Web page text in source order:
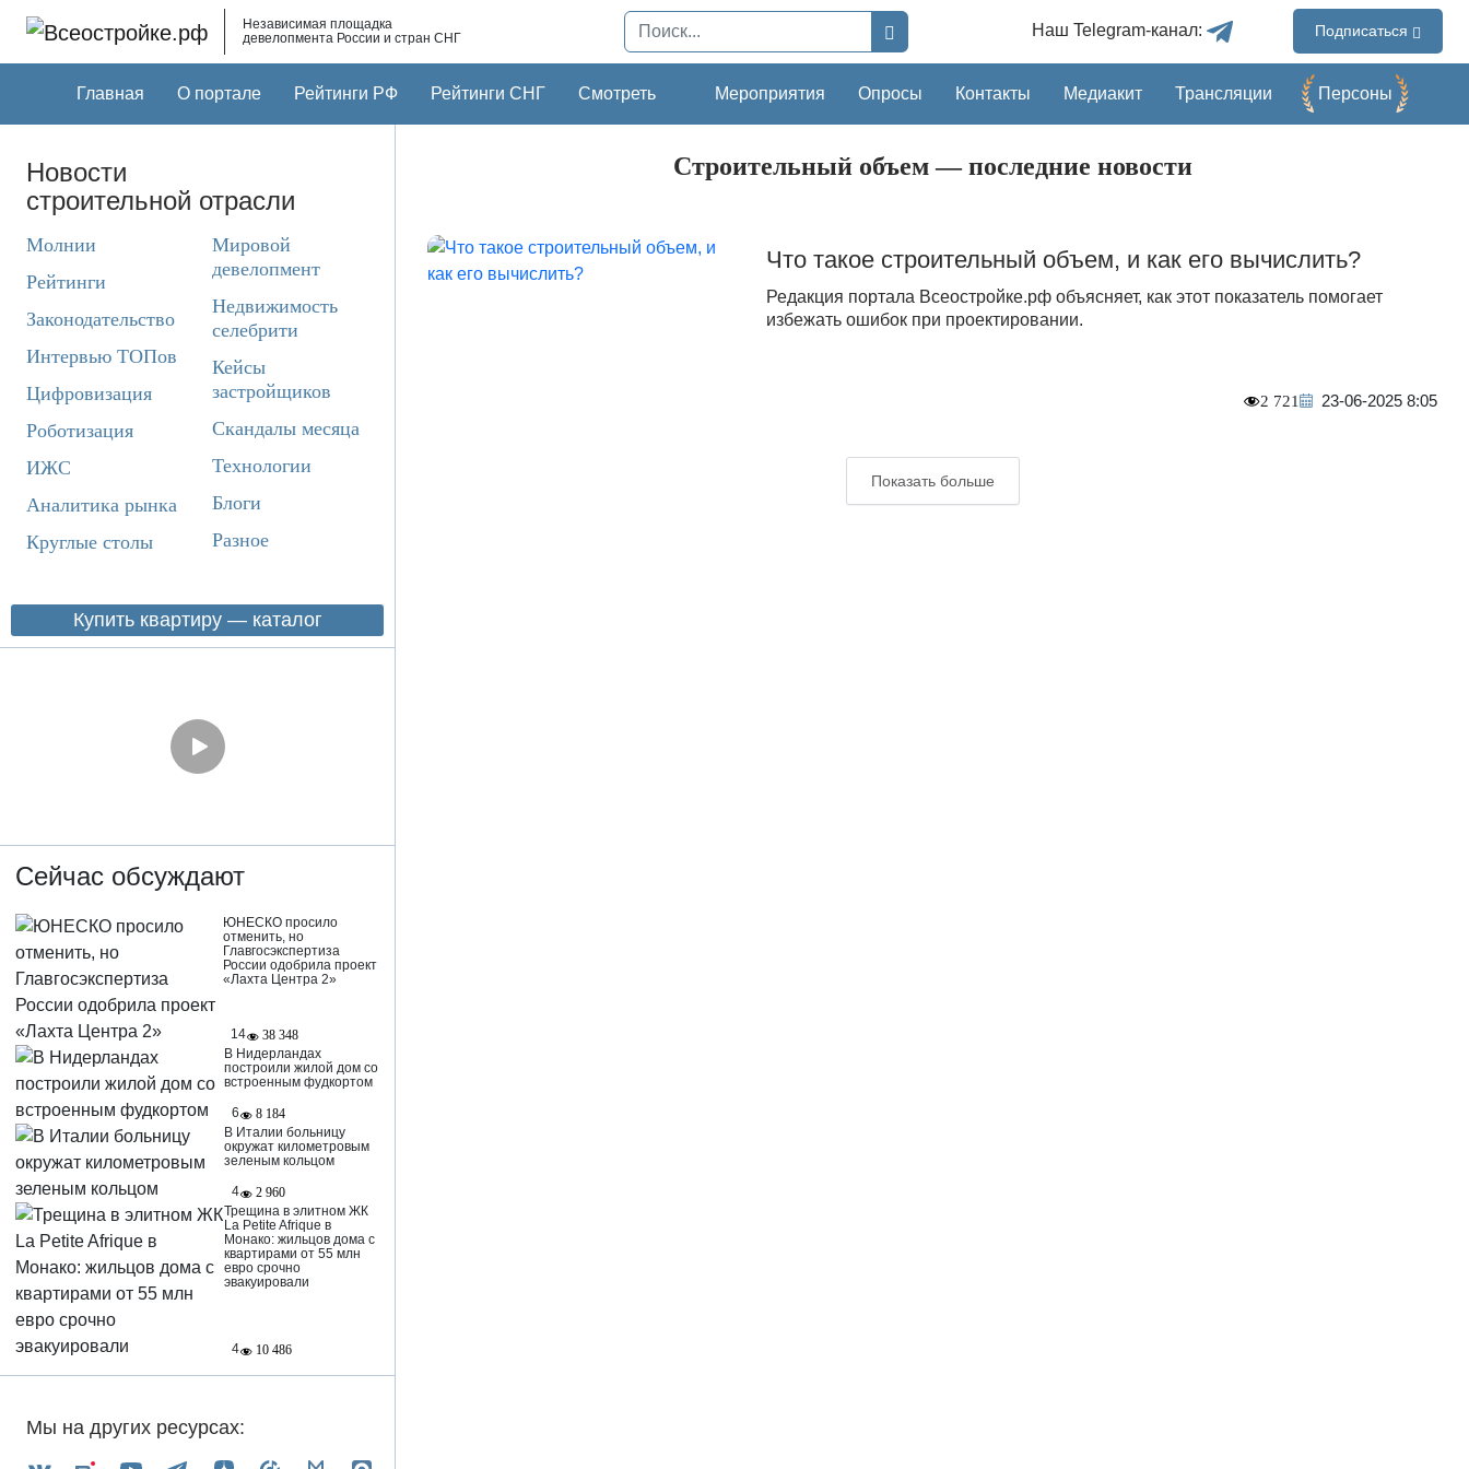
Независимая площадка
девелопмента России и стран СНГ
Наш Telegram-канал: Подписаться
Главная О портале Рейтинги РФ Рейтинги СНГ Смотреть Мероприятия Опросы Контакты Медиакит Трансляции Перcоны
Новости
строительной отрасли
Молнии
Рейтинги
Законодательство
Интервью ТОПов
Цифровизация
Роботизация
ИЖС
Аналитика рынка
Круглые столы
Мировой
девелопмент
Недвижимость
селебрити
Кейсы
застройщиков
Скандалы месяца
Технологии
Блоги
Разное
Купить квартиру — каталог
Сейчас обсуждают
ЮНЕСКО просило
отменить, но
Главгосэкспертиза
России одобрила проект
«Лахта Центра 2»
14
38 348
В Нидерландах
построили жилой дом со
встроенным фудкортом
6
8 184
В Италии больницу
окружат километровым
зеленым кольцом
4
2 960
Трещина в элитном ЖК
La Petite Afrique в
Монако: жильцов дома с
квартирами от 55 млн
евро срочно
эвакуировали
4 10 486
Мы на других ресурсах:
Строительный объем — последние новости
Что такое строительный объем, и как его вычислить?
Редакция портала Всеостройке.рф объясняет, как этот показатель помогает
избежать ошибок при проектировании.
2 721 23-06-2025 8:05
Показать больше